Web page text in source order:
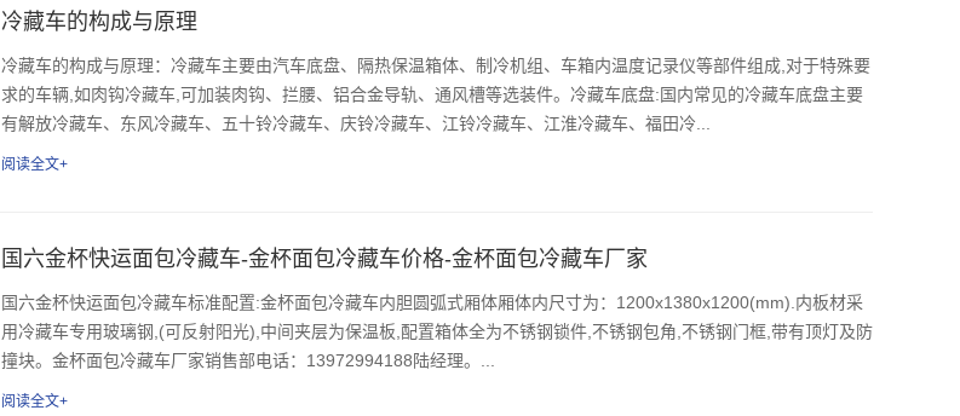
冷藏车的构成与原理
冷藏车的构成与原理：冷藏车主要由汽车底盘、隔热保温箱体、制冷机组、车箱内温度记录仪等部件组成,对于特殊要
求的车辆,如肉钩冷藏车,可加装肉钩、拦腰、铝合金导轨、通风槽等选装件。冷藏车底盘:国内常见的冷藏车底盘主要
有解放冷藏车、东风冷藏车、五十铃冷藏车、庆铃冷藏车、江铃冷藏车、江淮冷藏车、福田冷...
阅读全文+
国六金杯快运面包冷藏车-金杯面包冷藏车价格-金杯面包冷藏车厂家
国六金杯快运面包冷藏车标准配置:金杯面包冷藏车内胆圆弧式厢体厢体内尺寸为：1200x1380x1200(mm).内板材采
用冷藏车专用玻璃钢,(可反射阳光),中间夹层为保温板,配置箱体全为不锈钢锁件,不锈钢包角,不锈钢门框,带有顶灯及防
撞块。金杯面包冷藏车厂家销售部电话：13972994188陆经理。...
阅读全文+